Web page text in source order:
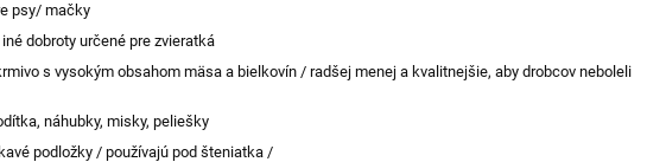
psy/ mačky
dobroty určené pre zvieratká
s vysokým obsahom mäsa a bielkovín / radšej menej a kvalitnejšie, aby drobcov neboleli
náhubky, misky, peliešky
podložky / používajú pod šteniatka /